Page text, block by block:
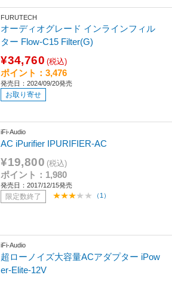
FURUTECH
オーディオグレード インラインフィル
ター Flow-C15 Filter(G)
¥34,760 (税込)
ポイント：3,476
発売日：2024/09/20発売
お取り寄せ
iFi-Audio
AC iPurifier IPURIFIER-AC
¥19,800 (税込)
ポイント：1,980
発売日：2017/12/15発売
限定数終了 （1）
iFi-Audio
超ローノイズ大容量ACアダプター iPow
er-Elite-12V